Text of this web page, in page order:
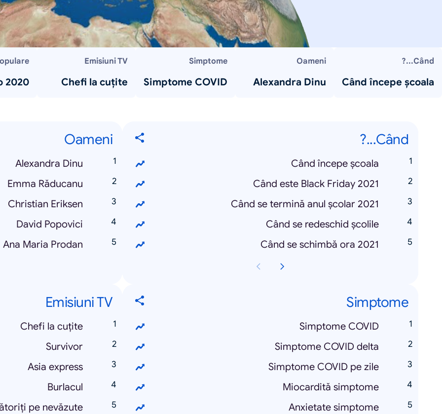
Când...?
Când începe școala
Oameni
Alexandra Dinu
Simptome
Simptome COVID
Emisiuni TV
Chefi la cuțite
2020
Când...?
Când începe școala
Când este Black Friday 2021
Când se termină anul școlar 2021
Când se redeschid școlile
Când se schimbă ora 2021
Oameni
Alexandra Dinu
Emma Răducanu
Christian Eriksen
David Popovici
Ana Maria Prodan
Simptome
Simptome COVID
Simptome COVID delta
Simptome COVID pe zile
Miocardită simptome
Anxietate simptome
Emisiuni TV
Chefi la cuțite
Survivor
Asia express
Burlacul
pe nevăzute